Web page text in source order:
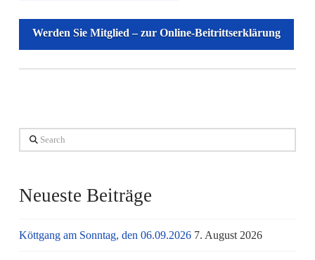
Werden Sie Mitglied – zur Online-Beitrittserklärung
Search
Neueste Beiträge
Köttgang am Sonntag, den 06.09.2026 7. August 2026